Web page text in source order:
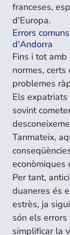
franceses,
d'Europa.
Errors
d'Andorra
Fins i tot
normes,
problemes
Els
sovint
Tanmateix,
Per tant,
duaneres és
estrès, ja
són els
simplificar la